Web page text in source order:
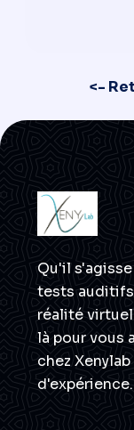
<-
Qu'il
tests
réalité
là pour vous
chez
d'expérience.